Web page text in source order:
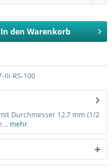
In den Warenkorb
III-RS-100
Durchmesser 12,7 mm (1/2
mehr